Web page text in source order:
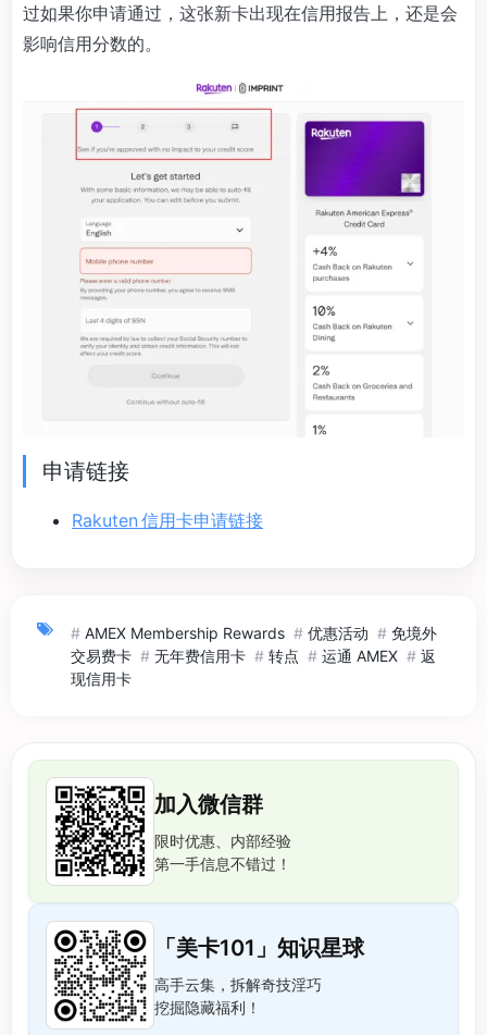
过如果你申请通过，这张新卡出现在信用报告上，还是会
影响信用分数的。
申请链接
Rakuten 信用卡申请链接
# AMEX Membership Rewards # 优惠活动 # 免境外
交易费卡 # 无年费信用卡 # 转点 # 运通 AMEX # 返
现信用卡
加入微信群
限时优惠、内部经验
第一手信息不错过！
「美卡101」知识星球
高手云集，拆解奇技淫巧
挖掘隐藏福利！